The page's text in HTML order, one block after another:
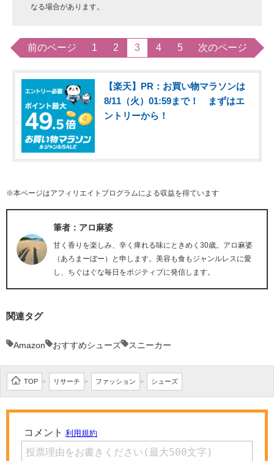
なる場合があります。
前のページ 1 2 3 4 5 次のページ
【楽天】PR：お買い物マラソンは
8/11（火）01:59まで！ まずはエ
ントリーから！
※本ページはアフィリエイトプログラムによる収益を得ています
筆者：アロ麻婆
甘く香りを楽しみ、辛く痺れる味にときめく30歳。アロ麻婆
（あろまーぼー）と申します。美容も食もジャンルレスに愛
し、ちぐはぐな毎日をポジティブに発信します。
関連タグ
Amazon おすすめシューズ スニーカー
TOP > リサーチ > ファッション > シューズ